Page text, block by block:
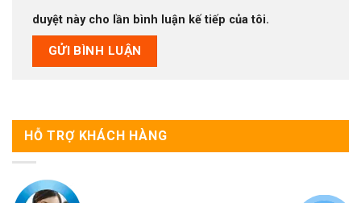
duyệt này cho lần bình luận kế tiếp của tôi.
HỖ TRỢ KHÁCH HÀNG